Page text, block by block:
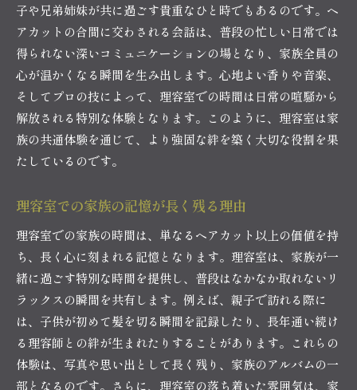
子や兄弟姉妹が共に過ごす貴重なひと時でもあるのです。ヘ
アカットの合間に交わされる会話は、普段の忙しい日常では
得られない深いコミュニケーションの場となり、家族全員の
心が温かくなる瞬間を生み出します。心地よい香りや音楽、
そしてプロの技によって、理容室での時間は日常の喧騒から
解放される特別な体験となります。このように、理容室は家
族の共通体験を通じて、より強固な絆を築く大切な役割を果
たしているのです。
理容室での家族の記憶が長く残る理由
理容室での家族の時間は、単なるヘアカット以上の価値を持
ち、長く心に刻まれる記憶となります。理容室は、家族が一
緒に過ごす特別な時間を提供し、普段はなかなか取れないリ
ラックスの瞬間を共有します。例えば、親子で訪れる際に
は、子供が初めて髪を切る瞬間を記録したり、長年通い続け
る理容師との絆が生まれたりすることがあります。これらの
体験は、写真や思い出として長く残り、家族のアルバムの一
部となるのです。さらに、理容室の落ち着いた雰囲気は、家